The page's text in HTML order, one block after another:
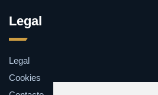
Legal
Legal
Cookies